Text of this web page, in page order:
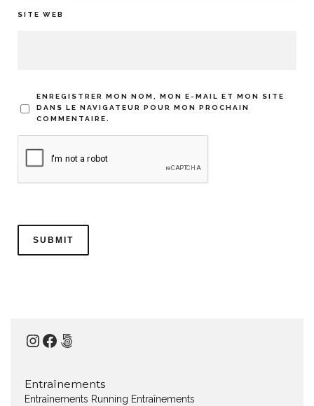
SITE WEB
ENREGISTRER MON NOM, MON E-MAIL ET MON SITE
DANS LE NAVIGATEUR POUR MON PROCHAIN
COMMENTAIRE.
Instagram
Facebook
500px
Entraînements
Entraînements Running Entraînements